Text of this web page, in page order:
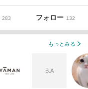
283 フォロー 132
もっとみる
B.A